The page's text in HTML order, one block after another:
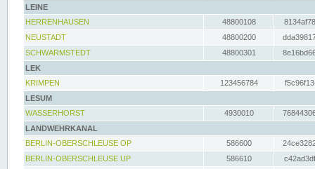
LEINE
HERRENHAUSEN
48800108
NEUSTADT
48800200
SCHWARMSTEDT
48800301
LEK
KRIMPEN
123456784
LESUM
WASSERHORST
4930010
LANDWEHRKANAL
BERLIN-OBERSCHLEUSE OP
586600
BERLIN-OBERSCHLEUSE UP
586610